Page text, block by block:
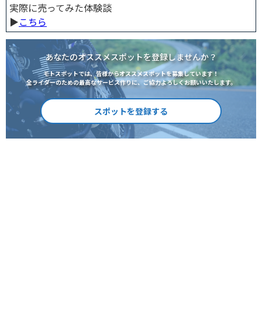
実際に売ってみた体験談
▶︎こちら
あなたのオススメスポットを登録しませんか？
モトスポットでは、皆様からオススメスポットを募集しています！
全ライダーのための最高なサービス作りに、ご協力よろしくお願いいたします。
スポットを登録する